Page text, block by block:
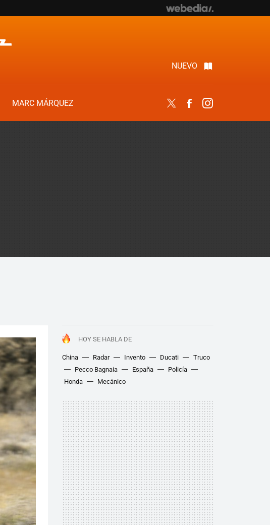
NUEVO
MARC MÁRQUEZ
Twitter Facebook
HOY SE HABLA DE
China Radar Invento Ducati
Truco
Pecco Bagnaia
España
Policía
Honda
Mecánico